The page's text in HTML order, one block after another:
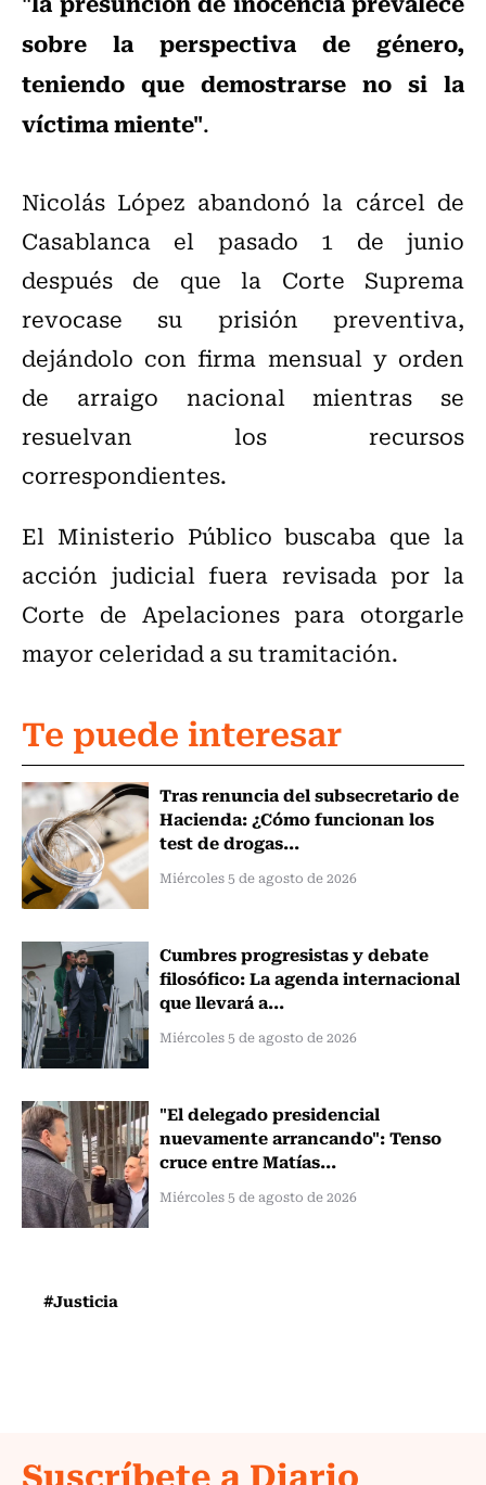
sobre la perspectiva de género,
teniendo que demostrarse no si la
víctima miente".
Nicolás López abandonó la cárcel de
Casablanca el pasado 1 de junio
después de que la Corte Suprema
revocase su prisión preventiva,
dejándolo con firma mensual y orden
de arraigo nacional mientras se
resuelvan los recursos
correspondientes.
El Ministerio Público buscaba que la
acción judicial fuera revisada por la
Corte de Apelaciones para otorgarle
mayor celeridad a su tramitación.
Te puede interesar
Tras renuncia del subsecretario de
Hacienda: ¿Cómo funcionan los
test de drogas...
Miércoles 5 de agosto de 2026
Cumbres progresistas y debate
filosófico: La agenda internacional
que llevará a...
Miércoles 5 de agosto de 2026
"El delegado presidencial
nuevamente arrancando": Tenso
cruce entre Matías...
Miércoles 5 de agosto de 2026
#Justicia